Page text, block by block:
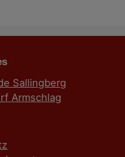
Sallingberg
Armschlag